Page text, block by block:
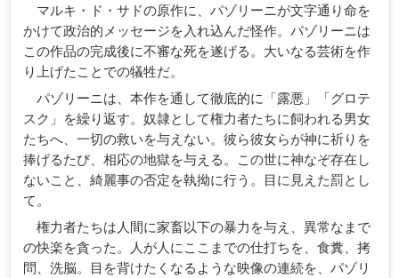
マルキ・ド・サドの原作に、パゾリーニが文字通り命を
かけて政治的メッセージを入れ込んだ怪作。パゾリーニは
この作品の完成後に不審な死を遂げる。大いなる芸術を作
り上げたことでの犠牲だ。
パゾリーニは、本作を通して徹底的に「露悪」「グロテ
スク」を繰り返す。奴隷として権力者たちに飼われる男女
たちへ、一切の救いを与えない。彼ら彼女らが神に祈りを
捧げるたび、相応の地獄を与える。この世に神なぞ存在し
ないこと、綺麗事の否定を執拗に行う。目に見えた罰とし
て。
権力者たちは人間に家畜以下の暴力を与え、異常なまで
の快楽を貪った。人が人にここまでの仕打ちを、食糞、拷
問、洗脳。目を背けたくなるような映像の連続を、パゾリ